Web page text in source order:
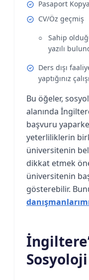
Pasaport
CV/Öz geçmiş
Sahip
yazılı
Ders dışı
yaptığınız
Bu öğeler,
alanında
başvuru
yeterliliklerin
üniversitenin
dikkat etmek
üniversitenin
gösterebilir.